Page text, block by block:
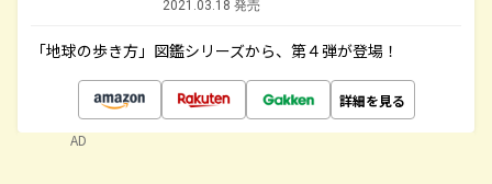
2021.03.18 発売
「地球の歩き方」図鑑シリーズから、第４弾が登場！
詳細を見る
AD